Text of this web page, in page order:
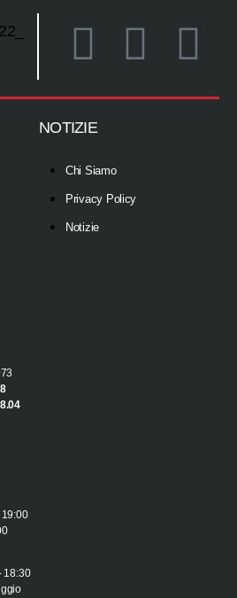
NOTIZIE
Chi Siamo
Privacy Policy
Notizie
19:00
18:30